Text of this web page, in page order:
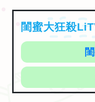
閨蜜大狂殺